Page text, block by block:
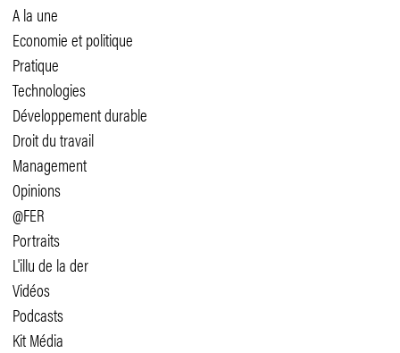
A la une
Economie et politique
Pratique
Technologies
Développement durable
Droit du travail
Management
Opinions
@FER
Portraits
L'illu de la der
Vidéos
Podcasts
Kit Média